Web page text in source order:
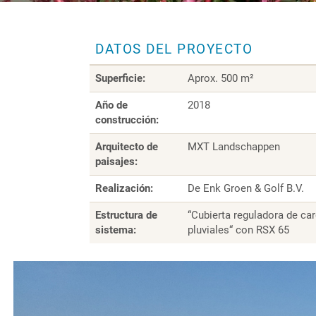
DATOS DEL PROYECTO
Superficie: Aprox. 500 m²
Año de
construcción:
2018
Arquitecto de
paisajes:
MXT Landschappen
Realización: De Enk Groen & Golf B.V.
Estructura de
sistema:
“Cubierta reguladora de
pluviales“ con RSX 65